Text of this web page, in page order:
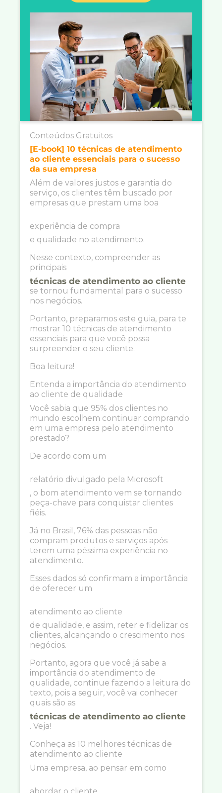
Conteúdos Gratuitos
[E-book] 10 técnicas de atendimento
ao cliente essenciais para o sucesso
da sua empresa
Além de valores justos e garantia do
serviço, os clientes têm buscado por
empresas que prestam uma boa
experiência de compra
e qualidade no atendimento.
Nesse contexto, compreender as
principais
técnicas de atendimento ao cliente
se tornou fundamental para o sucesso
nos negócios.
Portanto, preparamos este guia, para te
mostrar 10 técnicas de atendimento
essenciais para que você possa
surpreender o seu cliente.
Boa leitura!
Entenda a importância do atendimento
ao cliente de qualidade
Você sabia que 95% dos clientes no
mundo escolhem continuar comprando
em uma empresa pelo atendimento
prestado?
De acordo com um
relatório divulgado pela Microsoft
, o bom atendimento vem se tornando
peça-chave para conquistar clientes
fiéis.
Já no Brasil, 76% das pessoas não
compram produtos e serviços após
terem uma péssima experiência no
atendimento.
Esses dados só confirmam a importância
de oferecer um
atendimento ao cliente
de qualidade, e assim, reter e fidelizar os
clientes, alcançando o crescimento nos
negócios.
Portanto, agora que você já sabe a
importância do atendimento de
qualidade, continue fazendo a leitura do
texto, pois a seguir, você vai conhecer
quais são as
técnicas de atendimento ao cliente
. Veja!
Conheça as 10 melhores técnicas de
atendimento ao cliente
Uma empresa, ao pensar em como